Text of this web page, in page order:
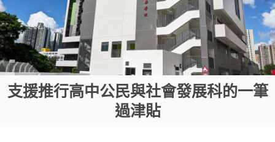
支援推行高中公民與社會發展科的一筆
過津貼